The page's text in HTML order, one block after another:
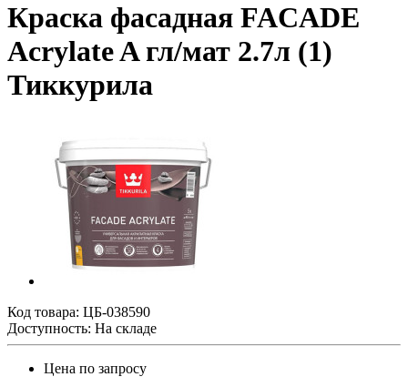
Краска фасадная FACADE
Acrylate A гл/мат 2.7л (1)
Тиккурила
Код товара: ЦБ-038590
Доступность: На складе
Цена по запросу